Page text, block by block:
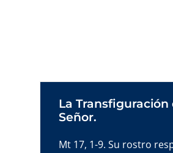
La Transfiguración
Señor.
Mt 17, 1-9. Su rostro